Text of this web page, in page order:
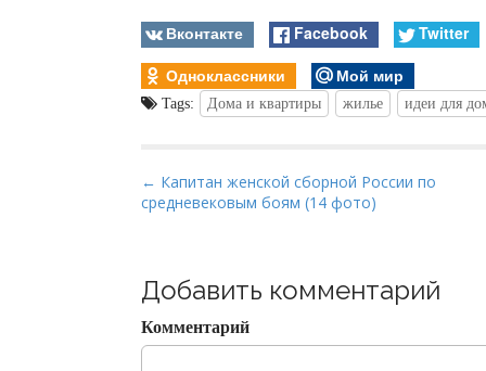
Вконтакте Facebook
Twitter
Одноклассники
Мой мир
Tags: Дома и квартиры жилье идеи для
P
o
n
a
v
← Капитан женской сборной России по
средневековым боям (14 фото)
Добавить комментарий
Комментарий